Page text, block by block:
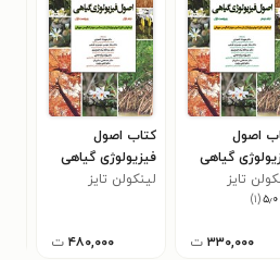
اصول
گیاهی
دوم)تایز
۵٫۰(۱)
۳۳۰,۰۰۰ ت
کتاب اصول
فیزیولوژی گیاهی
(جلد اول)
لینکولن تایز
۴۸۰,۰۰۰ ت